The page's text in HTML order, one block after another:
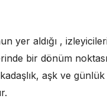
yer aldığı ,
bir dönüm
aşk ve günlük